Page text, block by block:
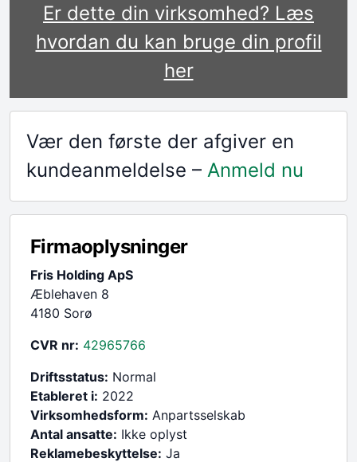
Er dette din virksomhed? Læs
hvordan du kan bruge din profil
her
Vær den første der afgiver en
kundeanmeldelse – Anmeld nu
Firmaoplysninger
Fris Holding ApS
Æblehaven 8
4180 Sorø
CVR nr: 42965766
Driftsstatus: Normal
Etableret i: 2022
Virksomhedsform: Anpartsselskab
Antal ansatte: Ikke oplyst
Reklamebeskyttelse: Ja